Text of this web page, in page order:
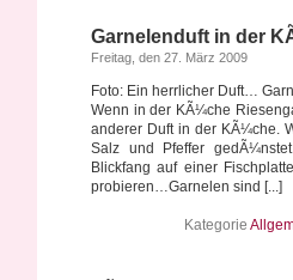
Garnelenduft in der
Freitag, den 27. März 2009
Foto: Ein herrlicher Duft…
Wenn in der KÃ¼che
anderer Duft in der KÃ¼che.
Salz und Pfeffer
Blickfang auf einer
probieren…Garnelen sind [...]
Kategorie